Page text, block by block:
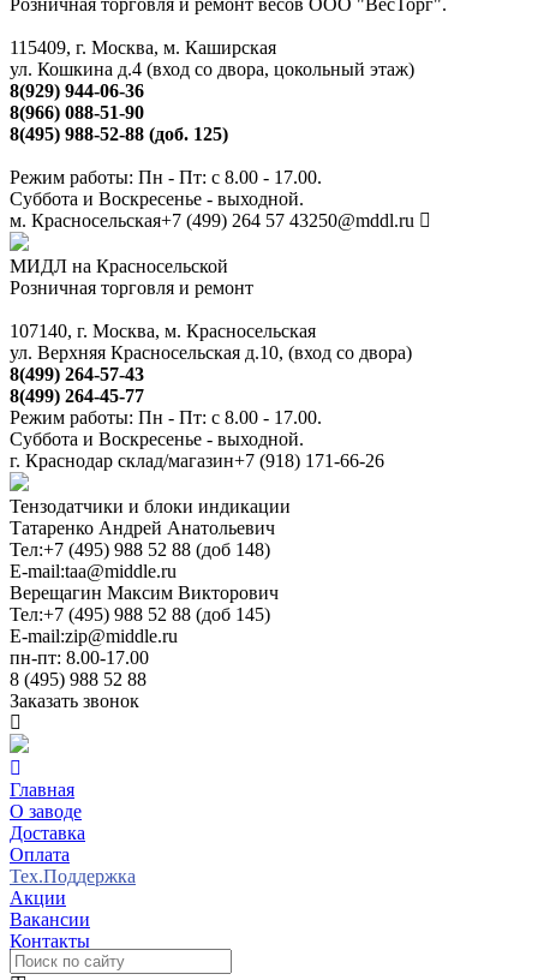
Розничная торговля и ремонт весов ООО "ВесТорг".
115409, г. Москва, м. Каширская
ул. Кошкина д.4 (вход со двора, цокольный этаж)
8(929) 944-06-36
8(966) 088-51-90
8(495) 988-52-88 (доб. 125)
Режим работы: Пн - Пт: с 8.00 - 17.00.
Суббота и Воскресенье - выходной.
м. Красносельская+7 (499) 264 57 43250@mddl.ru
МИДЛ на Красносельской
Розничная торговля и ремонт
107140, г. Москва, м. Красносельская
ул. Верхняя Красносельская д.10, (вход со двора)
8(499) 264-57-43
8(499) 264-45-77
Режим работы: Пн - Пт: с 8.00 - 17.00.
Суббота и Воскресенье - выходной.
г. Краснодар склад/магазин+7 (918) 171-66-26
Тензодатчики и блоки индикации
Татаренко Андрей Анатольевич
Тел:+7 (495) 988 52 88 (доб 148)
E-mail:taa@middle.ru
Верещагин Максим Викторович
Тел:+7 (495) 988 52 88 (доб 145)
E-mail:zip@middle.ru
пн-пт: 8.00-17.00
8 (495) 988 52 88
Заказать звонок
Главная
О заводе
Доставка
Оплата
Тех.Поддержка
Акции
Вакансии
Контакты